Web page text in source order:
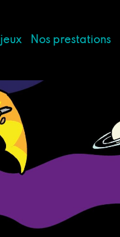
Nos prestations